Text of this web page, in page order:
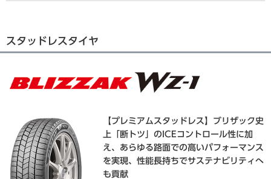
スタッドレスタイヤ
【プレミアムスタッドレス】ブリザック史
上「断トツ」のICEコントロール性に加
え、あらゆる路面での高いパフォーマンス
を実現、性能長持ちでサステナビリティへ
も貢献